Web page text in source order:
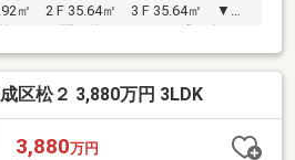
㎡ 2Ｆ35.64㎡ 3Ｆ35.64㎡ ▼道
┗╋━━━━━━━━━ ▼三路線利用
による
区松２ 3,880万円 3LDK
3,880万円